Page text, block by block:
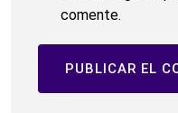
comente.